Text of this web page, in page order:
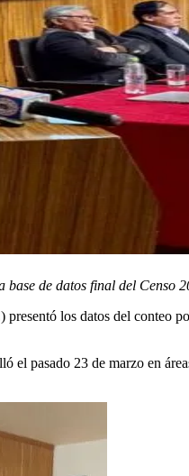
de datos final del Censo
los datos del conteo
pasado 23 de marzo en